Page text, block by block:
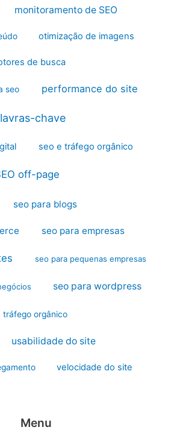
monitoramento de SEO
otimização de imagens
de busca
seo performance do site
chave
seo e tráfego orgânico
off-page
seo para blogs
seo para empresas
seo para pequenas empresas
seo para wordpress
tráfego orgânico
usabilidade do site
velocidade do site
Menu